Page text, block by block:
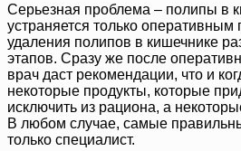
Серьезная проблема – полипы в
устраняется только оперативным
удаления полипов в кишечнике
этапов. Сразу же после
врач даст рекомендации, что и
некоторые продукты, которые
исключить из рациона, а
В любом случае, самые
только специалист.